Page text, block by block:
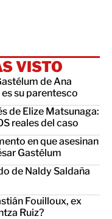
VISTO
de Ana
su parentesco
de Elize Matsunaga:
reales del caso
en que asesinan
Gastélum
de Naldy Saldaña
Fouilloux, ex
Ruiz?